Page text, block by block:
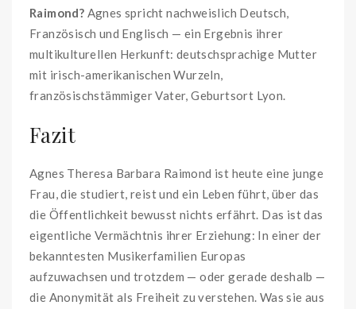
Raimond? Agnes spricht nachweislich Deutsch,
Französisch und Englisch — ein Ergebnis ihrer
multikulturellen Herkunft: deutschsprachige Mutter
mit irisch-amerikanischen Wurzeln,
französischstämmiger Vater, Geburtsort Lyon.
Fazit
Agnes Theresa Barbara Raimond ist heute eine junge
Frau, die studiert, reist und ein Leben führt, über das
die Öffentlichkeit bewusst nichts erfährt. Das ist das
eigentliche Vermächtnis ihrer Erziehung: In einer der
bekanntesten Musikerfamilien Europas
aufzuwachsen und trotzdem — oder gerade deshalb —
die Anonymität als Freiheit zu verstehen. Was sie aus